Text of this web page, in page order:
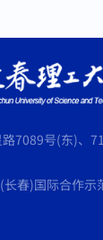
7089号(东)、
)国际合作示